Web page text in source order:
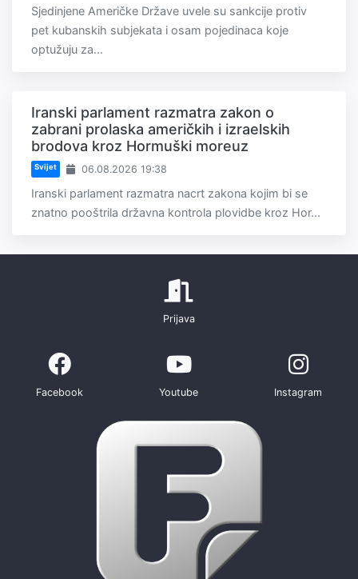
Sjedinjene Američke Države uvele su sankcije protiv
pet kubanskih subjekata i osam pojedinaca koje
optužuju za...
Iranski parlament razmatra zakon o
zabrani prolaska američkih i izraelskih
brodova kroz Hormuški moreuz
Svijet 06.08.2026 19:38
Iranski parlament razmatra nacrt zakona kojim bi se
znatno pooštrila državna kontrola plovidbe kroz Hor...
Prijava
Facebook Youtube Instagram